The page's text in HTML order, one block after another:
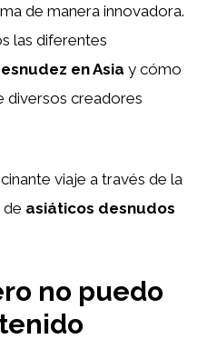
de manera innovadora.
las diferentes
en Asia y cómo
diversos creadores
viaje a través de la
de asiáticos desnudos
no puedo